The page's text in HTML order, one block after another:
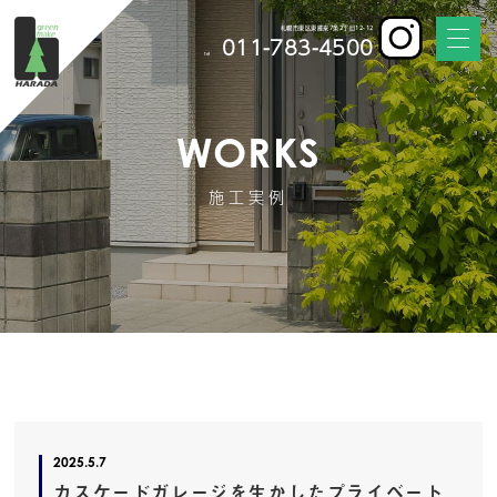
札幌市東区東雁来7条2丁目12-12
tel 011-783-4500
WORKS
施工実例
2025.5.7
カスケードガレージを生かしたプライベート